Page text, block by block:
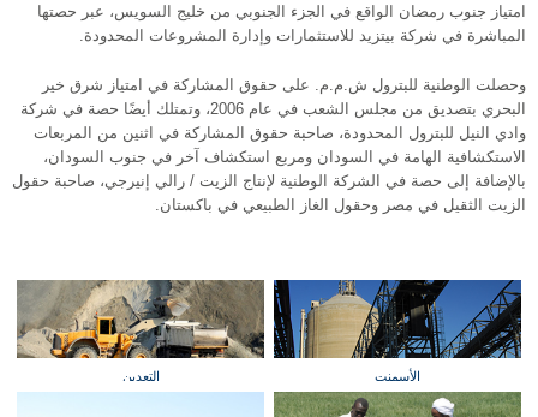
امتياز جنوب رمضان الواقع في الجزء الجنوبي من خليج السويس، عبر حصتها
المباشرة في شركة بيتزيد للاستثمارات وإدارة المشروعات المحدودة.
وحصلت الوطنية للبترول ش.م.م. على حقوق المشاركة في امتياز شرق خير
البحري بتصديق من مجلس الشعب في عام 2006، وتمتلك أيضًا حصة في شركة
وادي النيل للبترول المحدودة، صاحبة حقوق المشاركة في اثنين من المربعات
الاستكشافية الهامة في السودان ومربع استكشاف آخر في جنوب السودان،
بالإضافة إلى حصة في الشركة الوطنية لإنتاج الزيت / رالي إنيرجي، صاحبة حقول
الزيت الثقيل في مصر وحقول الغاز الطبيعي في باكستان.
الأسمنت التعدين